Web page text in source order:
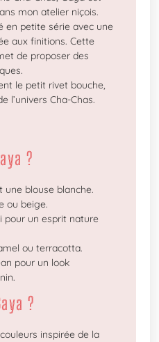
mon atelier niçois.
en petite série avec une
aux finitions. Cette
de proposer des
le petit rivet bouche,
l’univers Cha-Chas.
?
une blouse blanche.
ou beige.
pour un esprit nature
ou terracotta.
pour un look
?
inspirée de la